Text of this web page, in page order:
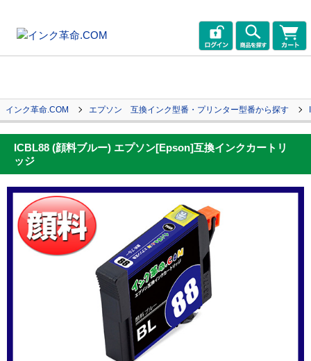
インク革命.COM エプソン 互換インク型番・プリンター型番から探す
ICBL88 (顔料ブルー) エプソン[Epson]互換インクカートリ
ッジ